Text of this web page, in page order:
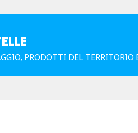
PRODOTTI DEL TERRITORIO